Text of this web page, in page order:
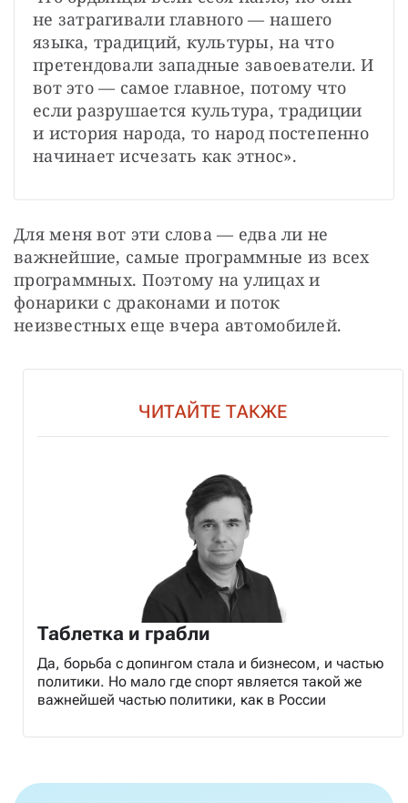
не затрагивали главного — нашего
языка, традиций, культуры, на что
претендовали западные завоеватели. И
вот это — самое главное, потому что
если разрушается культура, традиции
и история народа, то народ постепенно
начинает исчезать как этнос».
Для меня вот эти слова — едва ли не
важнейшие, самые программные из всех
программных. Поэтому на улицах и
фонарики с драконами и поток
неизвестных еще вчера автомобилей.
ЧИТАЙТЕ ТАКЖЕ
Таблетка и грабли
Да, борьба с допингом стала и бизнесом, и частью
политики. Но мало где спорт является такой же
важнейшей частью политики, как в России